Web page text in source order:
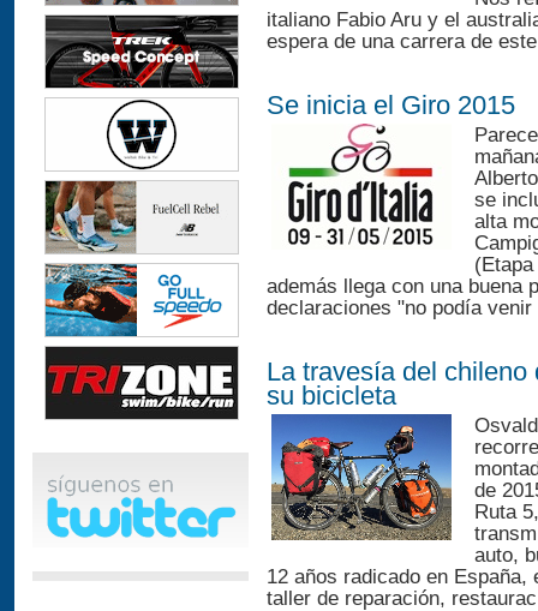
italiano Fabio Aru y el
espera de una carrera de
Se inicia el Giro 2015
se
alta
además llega con una buena
declaraciones "no podía
La travesía del
su bicicleta
de
Ruta
auto,
12 años radicado en España,
taller de reparación,